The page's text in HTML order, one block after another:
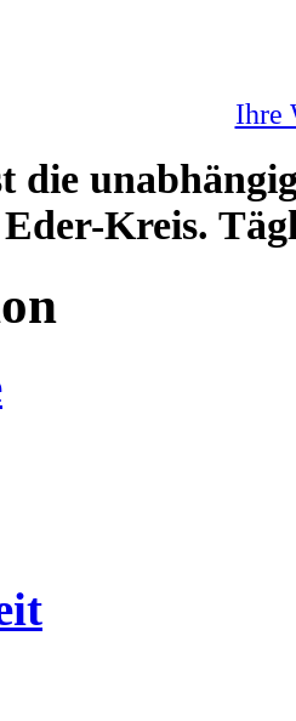
Ihre
die
Eder-Kreis.